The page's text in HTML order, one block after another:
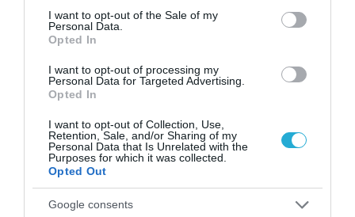
consent section.
I want to opt-out of the Sale of my
Personal Data.
Opted In
I want to opt-out of processing my
Personal Data for Targeted Advertising.
Opted In
I want to opt-out of Collection, Use,
Retention, Sale, and/or Sharing of my
Personal Data that Is Unrelated with the
Purposes for which it was collected.
Opted Out
Google consents
Το κόστος δανεισμού της χώρας θα μειωθεί
και σημαντικά επενδυτικά κεφάλαια θα
εισρεύσουν στην ελληνική αγορά. Μετά από
πολλά χρόνια η ελληνική οικονομία θα μπει
στο στόχαστρο των μεγαλυτέρων
επενδυτικών οίκων. Και αυτό θα έχει
πολλαπλά οφέλη για όλους. Οι ελληνικές